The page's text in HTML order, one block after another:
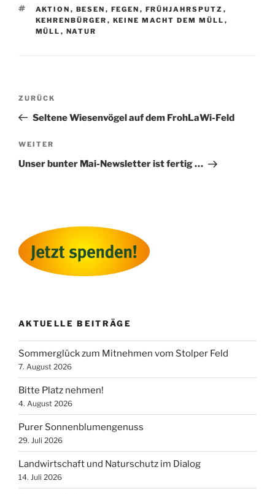
SCHLAGWÖRTER
AKTION , BESEN , FEGEN , FRÜHJAHRSPUTZ ,
KEHRENBÜRGER , KEINE MACHT DEM MÜLL ,
MÜLL , NATUR
Beitragsnavigation
Vorheriger
Beitrag
ZURÜCK
Seltene Wiesenvögel auf dem FrohLaWi-Feld
Nächster
Beitrag
WEITER
Unser bunter Mai-Newsletter ist fertig …
AKTUELLE BEITRÄGE
Sommerglück zum Mitnehmen vom Stolper Feld
7. August 2026
Bitte Platz nehmen!
4. August 2026
Purer Sonnenblumengenuss
29. Juli 2026
Landwirtschaft und Naturschutz im Dialog
14. Juli 2026